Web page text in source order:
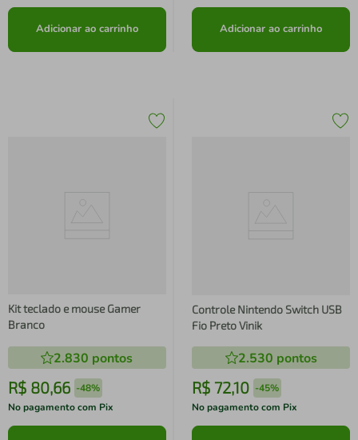
Adicionar ao carrinho Adicionar ao carrinho
Kit teclado e mouse Gamer
Branco
2.830 pontos
R$ 80,66 -48%
No pagamento com Pix
Controle Nintendo Switch USB
Fio Preto Vinik
2.530 pontos
R$ 72,10 -45%
No pagamento com Pix